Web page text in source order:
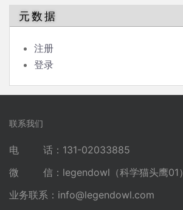
元数据
注册
登录
联系我们
电 话：131-02033885
微 信：legendowl（科学猫头鹰01）
业务联系： info@legendowl.com